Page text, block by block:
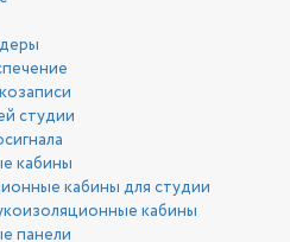
студии
кабины
кабины для студии
кабины
панели